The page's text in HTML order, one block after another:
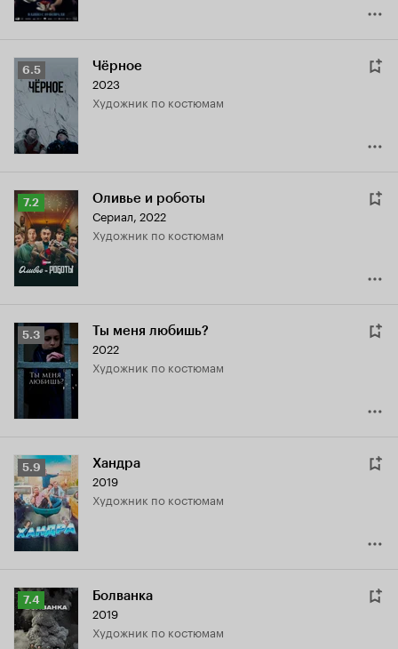
Рейтинг
Кинопоиска
6.5
6.5 Чёрное
2023
Художник по костюмам
Рейтинг
Кинопоиска
7.2
7.2 Оливье и роботы
Сериал, 2022
Художник по костюмам
Рейтинг
Кинопоиска
5.3
5.3 Ты меня любишь?
2022
Художник по костюмам
Рейтинг
Кинопоиска
5.9
5.9 Хандра
2019
Художник по костюмам
Рейтинг
Кинопоиска
7.4
7.4 Болванка
2019
Художник по костюмам